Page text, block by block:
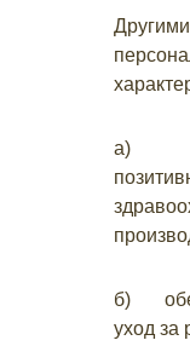
а)
б)
уход за